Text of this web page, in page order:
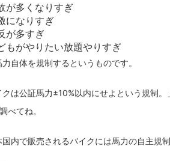
が多くなりすぎ
になりすぎ
が多すぎ
もがやりたい放題やりすぎ
自体を規制するというものです。
は公証馬力±10%以内にせよという規制。
べてね。
内で販売されるバイクには馬力の自主規制